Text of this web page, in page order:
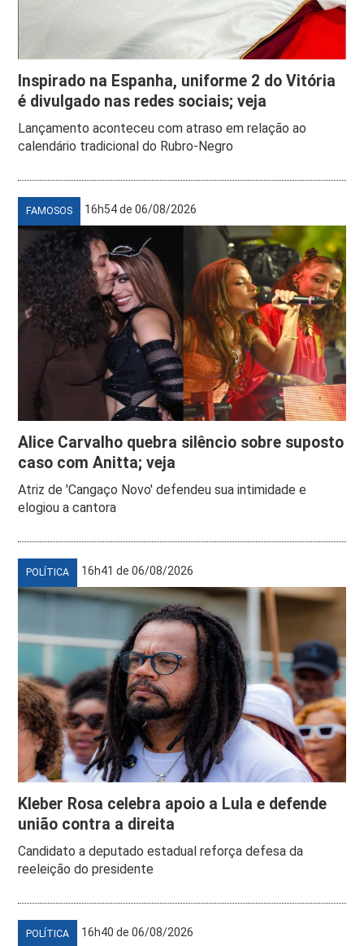
Inspirado na Espanha, uniforme 2 do Vitória
é divulgado nas redes sociais; veja
Lançamento aconteceu com atraso em relação ao
calendário tradicional do Rubro-Negro
FAMOSOS 16h54 de 06/08/2026
Alice Carvalho quebra silêncio sobre suposto
caso com Anitta; veja
Atriz de 'Cangaço Novo' defendeu sua intimidade e
elogiou a cantora
POLÍTICA 16h41 de 06/08/2026
Kleber Rosa celebra apoio a Lula e defende
união contra a direita
Candidato a deputado estadual reforça defesa da
reeleição do presidente
POLÍTICA 16h40 de 06/08/2026